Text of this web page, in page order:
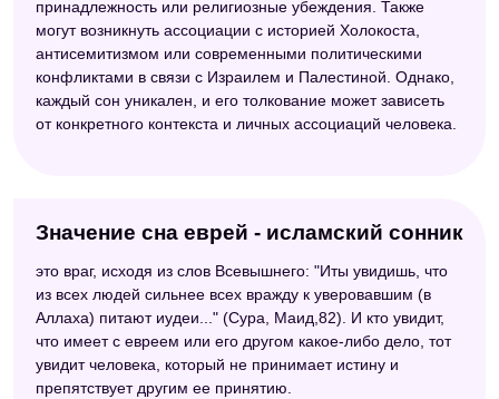
принадлежность или религиозные убеждения. Также
могут возникнуть ассоциации с историей Холокоста,
антисемитизмом или современными политическими
конфликтами в связи с Израилем и Палестиной. Однако,
каждый сон уникален, и его толкование может зависеть
от конкретного контекста и личных ассоциаций человека.
Значение сна еврей - исламский сонник
это враг, исходя из слов Всевышнего: "Иты увидишь, что
из всех людей сильнее всех вражду к уверовавшим (в
Аллаха) питают иудеи..." (Сура, Маид,82). И кто увидит,
что имеет с евреем или его другом какое-либо дело, тот
увидит человека, который не принимает истину и
препятствует другим ее принятию.